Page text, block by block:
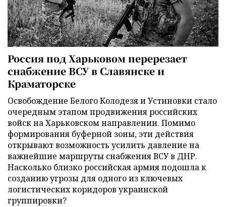
Россия под Харьковом перерезает
снабжение ВСУ в Славянске и
Краматорске
Освобождение Белого Колодезя и Устиновки стало
очередным этапом продвижения российских
войск на Харьковском направлении. Помимо
формирования буферной зоны, эти действия
открывают возможность усилить давление на
важнейшие маршруты снабжения ВСУ в ДНР.
Насколько близко российская армия подошла к
созданию угрозы для одного из ключевых
логистических коридоров украинской
группировки?